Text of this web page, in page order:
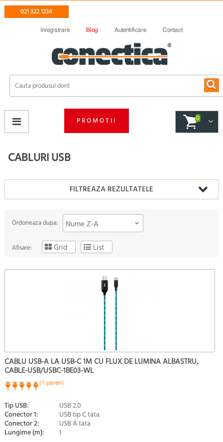
021 322 1234
Inregistrare Blog Autentificare Contact
PROMOTII 0
CABLURI USB
FILTREAZA REZULTATELE
Ordoneaza dupa: Nume Z-A
Afisare: Grid List
CABLU USB-A LA USB-C 1M CU FLUX DE LUMINA ALBASTRU,
CABLE-USB/USBC-1BE03-WL
(1 pareri)
Tip USB: USB 2.0
Conector 1: USB tip C tata
Conector 2: USB A tata
Lungime (m): 1